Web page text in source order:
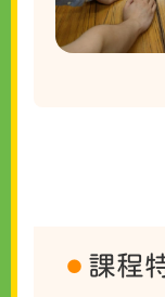
課程